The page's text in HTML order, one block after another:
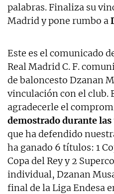
palabras. Finaliza su
Madrid y pone rumbo a
Este es el comunicado
Real Madrid C. F.
de baloncesto Dzanan
vinculación con el club.
agradecerle el
demostrado durante
que ha defendido
ha ganado 6 títulos: 1
Copa del Rey y 2
individual, Dzanan
final de la Liga Endesa